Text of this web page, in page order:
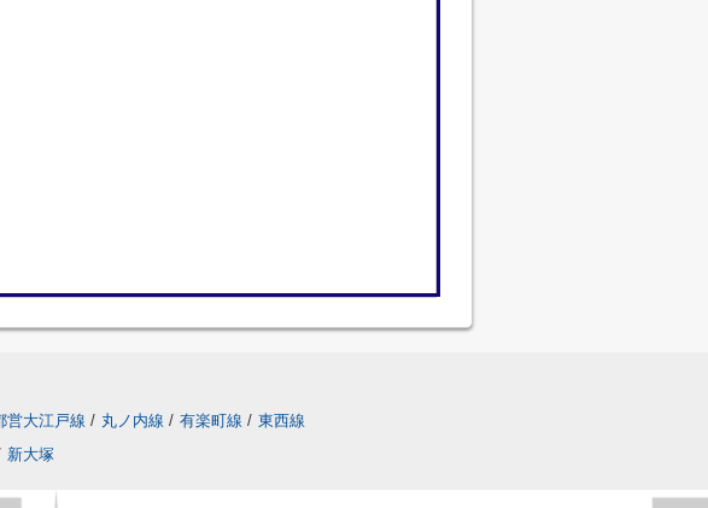
営大江戸線 / 丸ノ内線 / 有楽町線 / 東西線
新大塚